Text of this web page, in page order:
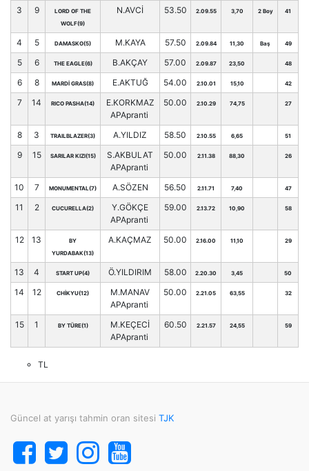
3 9
LORD OF THE
WOLF(9)
N.AVCİ 53.50 2.09.55 3,70 2 Boy 41
4 5 DAMASKO(5) M.KAYA 57.50 2.09.84 11,30 Baş 49
5 6 THE EAGLE(6) B.AKÇAY 57.00 2.09.87 23,50 48
6 8 MARDİ GRAS(8) E.AKTUĞ 54.00 2.10.01 15,10 42
7 14 RICO PASHA(14)
E.KORKMAZ
APApranti
50.00 2.10.29 74,75 27
8 3 TRAILBLAZER(3) A.YILDIZ 58.50 2.10.55 6,65 51
9 15 SARILAR KIZI(15)
S.AKBULAT
APApranti
50.00 2.11.38 88,30 26
10 7 MONUMENTAL(7) A.SÖZEN 56.50 2.11.71 7,40 47
11 2 CUCURELLA(2)
Y.GÖKÇE
APApranti
59.00 2.13.72 10,90 58
12 13
BY
YURDABAK(13)
A.KAÇMAZ 50.00 2.16.00 11,10 29
13 4 START UP(4) Ö.YILDIRIM 58.00 2.20.30 3,45 50
14 12 CHİKYU(12)
M.MANAV
APApranti
50.00 2.21.05 63,55 32
15 1 BY TÜRE(1)
M.KEÇECİ
APApranti
60.50 2.21.57 24,55 59
TL
Güncel at yarışı tahmin oran sitesi TJK